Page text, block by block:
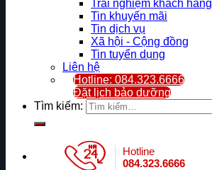
Trải nghiệm khách hàng
Tin khuyến mãi
Tin dịch vụ
Xã hội - Cộng đồng
Tin tuyển dụng
Liên hệ
Hotline: 084.323.6666
Đặt lịch bảo dưỡng
Tìm kiếm:
Hotline
084.323.6666